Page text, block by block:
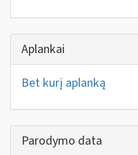
Aplankai
Bet kurį aplanką
Parodymo data